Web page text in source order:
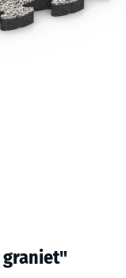
graniet"